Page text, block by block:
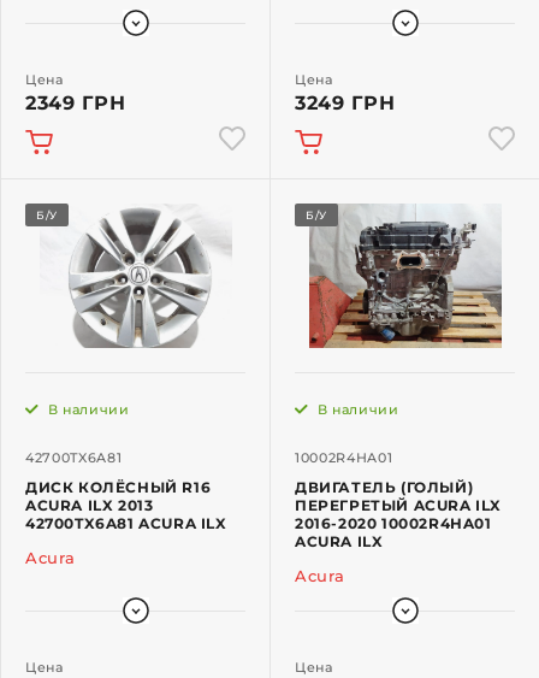
Цена
2349 ГРН
Цена
3249 ГРН
Б/У
42700TX6A81
В наличии
ДИСК КОЛЁСНЫЙ R16
ACURA ILX 2013
42700TX6A81 ACURA ILX
Acura
Цена
Б/У
10002R4HA01
В наличии
ДВИГАТЕЛЬ (ГОЛЫЙ)
ПЕРЕГРЕТЫЙ ACURA ILX
2016-2020 10002R4HA01
ACURA ILX
Acura
Цена